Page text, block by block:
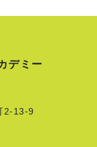
デミー
2-13-9